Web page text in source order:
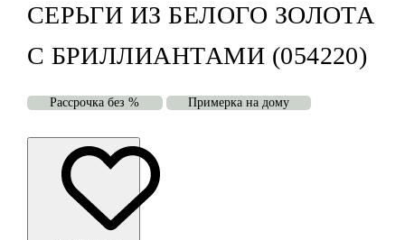
СЕРЬГИ ИЗ БЕЛОГО ЗОЛОТА
С БРИЛЛИАНТАМИ (054220)
Рассрочка без % Примерка на дому